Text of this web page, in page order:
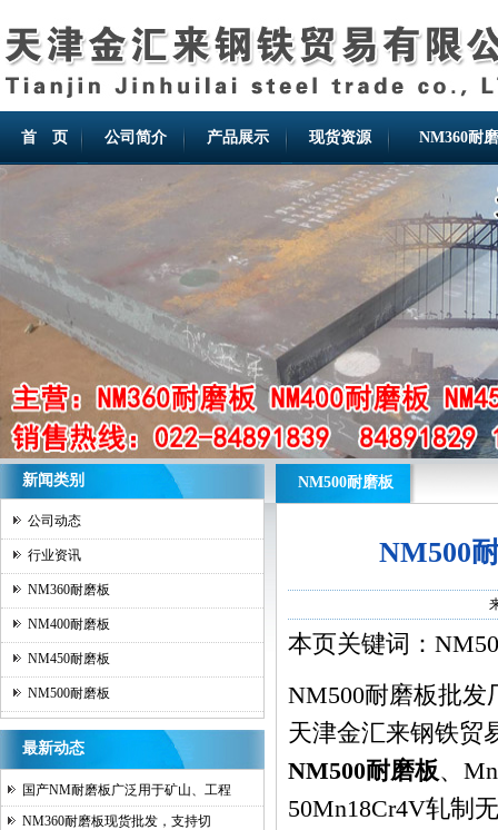
首 页 公司简介 产品展示 现货资源 NM360耐
新闻类别
公司动态
行业资讯
NM360耐磨板
NM400耐磨板
NM450耐磨板
NM500耐磨板
最新动态
国产NM耐磨板广泛用于矿山、工程
NM360耐磨板现货批发，支持切
NM500耐磨板
NM500
本页关键词：
NM500耐磨板批发
天津金汇来钢铁贸
NM500耐磨板、
50Mn18Cr4V轧制